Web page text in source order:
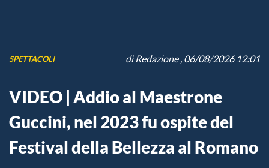
SPETTACOLI diRedazione, 06/08/2026 12:01
VIDEO | Addio al Maestrone
Guccini, nel 2023 fu ospite del
Festival della Bellezza al Romano